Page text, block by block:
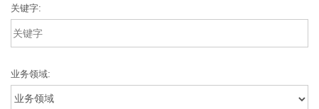
关键字:
业务领域: